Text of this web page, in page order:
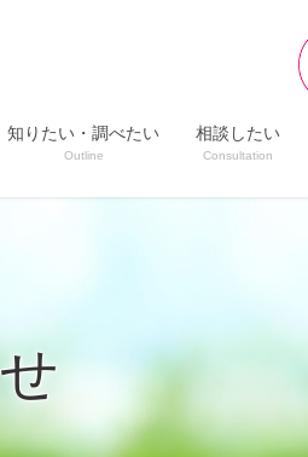
知りたい・調べたい
Outline
相談したい
Consultation